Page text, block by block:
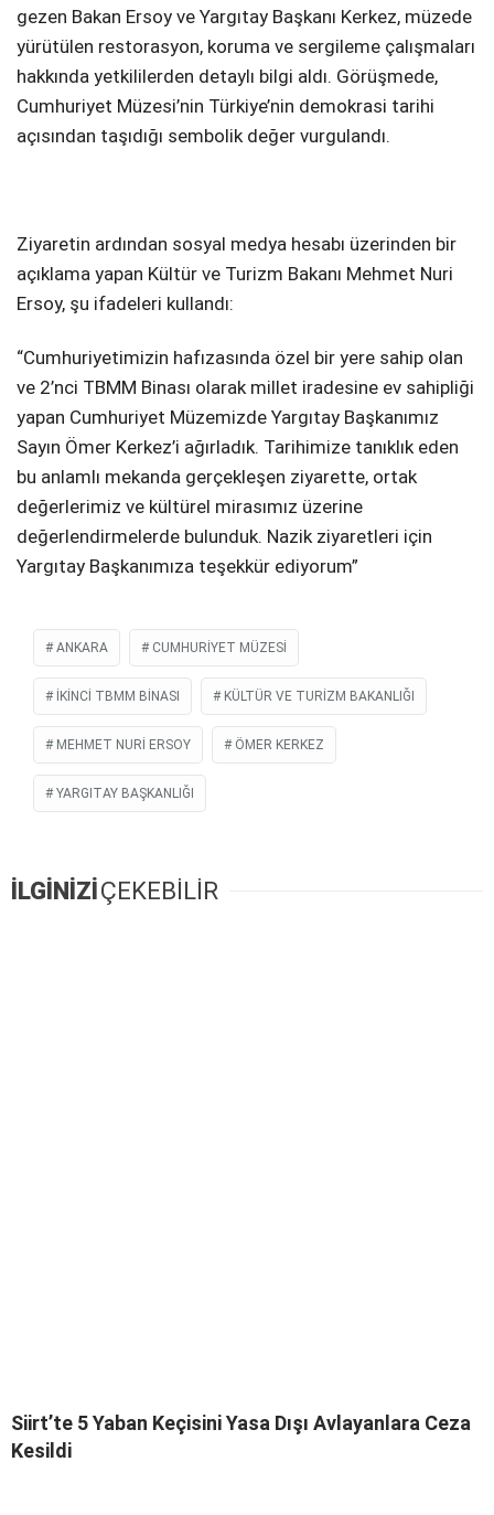
gezen Bakan Ersoy ve Yargıtay Başkanı Kerkez, müzede
yürütülen restorasyon, koruma ve sergileme çalışmaları
hakkında yetkililerden detaylı bilgi aldı. Görüşmede,
Cumhuriyet Müzesi’nin Türkiye’nin demokrasi tarihi
açısından taşıdığı sembolik değer vurgulandı.
Ziyaretin ardından sosyal medya hesabı üzerinden bir
açıklama yapan Kültür ve Turizm Bakanı Mehmet Nuri
Ersoy, şu ifadeleri kullandı:
“Cumhuriyetimizin hafızasında özel bir yere sahip olan
ve 2’nci TBMM Binası olarak millet iradesine ev sahipliği
yapan Cumhuriyet Müzemizde Yargıtay Başkanımız
Sayın Ömer Kerkez’i ağırladık. Tarihimize tanıklık eden
bu anlamlı mekanda gerçekleşen ziyarette, ortak
değerlerimiz ve kültürel mirasımız üzerine
değerlendirmelerde bulunduk. Nazik ziyaretleri için
Yargıtay Başkanımıza teşekkür ediyorum”
ANKARA CUMHURIYET MÜZESI
IKINCI TBMM BINASI KÜLTÜR VE TURIZM BAKANLIĞI
MEHMET NURI ERSOY ÖMER KERKEZ
YARGITAY BAŞKANLIĞI
İLGİNİZİÇEKEBİLİR
Siirt’te 5 Yaban Keçisini Yasa Dışı Avlayanlara Ceza
Kesildi